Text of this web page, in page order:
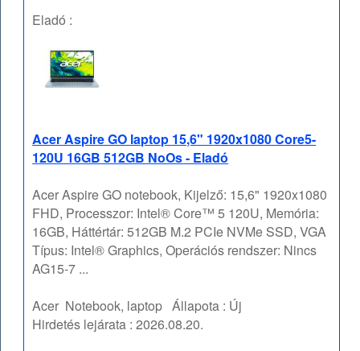
Eladó :
Acer Aspire GO laptop 15,6" 1920x1080 Core5-
120U 16GB 512GB NoOs - Eladó
Acer Aspire GO notebook, Kijelző: 15,6" 1920x1080
FHD, Processzor: Intel® Core™ 5 120U, Memória:
16GB, Háttértár: 512GB M.2 PCIe NVMe SSD, VGA
Típus: Intel® Graphics, Operációs rendszer: Nincs
AG15-7 ...
Acer Notebook, laptop Állapota : Új
Hirdetés lejárata :2026.08.20.